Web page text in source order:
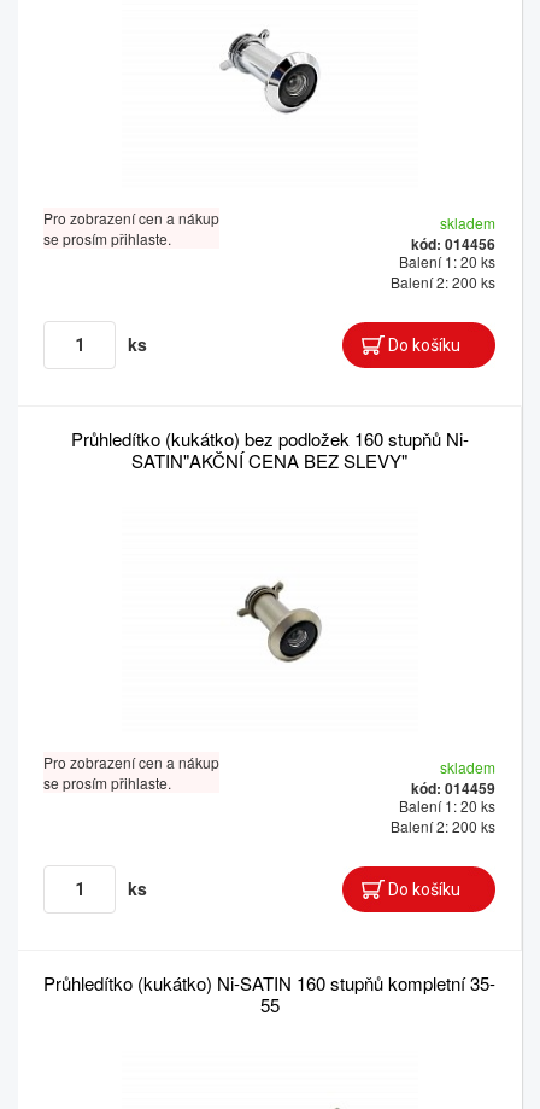
Pro zobrazení cen a nákup
se prosím přihlaste.
skladem
kód: 014456
Balení 1: 20 ks
Balení 2: 200 ks
ks
Průhledítko (kukátko) bez podložek 160 stupňů Ni-
SATIN"AKČNÍ CENA BEZ SLEVY"
Pro zobrazení cen a nákup
se prosím přihlaste.
skladem
kód: 014459
Balení 1: 20 ks
Balení 2: 200 ks
ks
Průhledítko (kukátko) Ni-SATIN 160 stupňů kompletní 35-
55